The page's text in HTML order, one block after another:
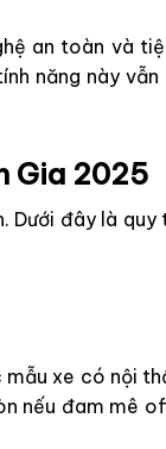
an toàn và
năng này
Gia 2025
đây là
xe có nội
nếu đam mê